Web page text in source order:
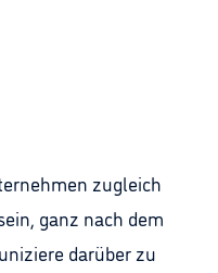
zugleich
ganz nach dem
darüber zu